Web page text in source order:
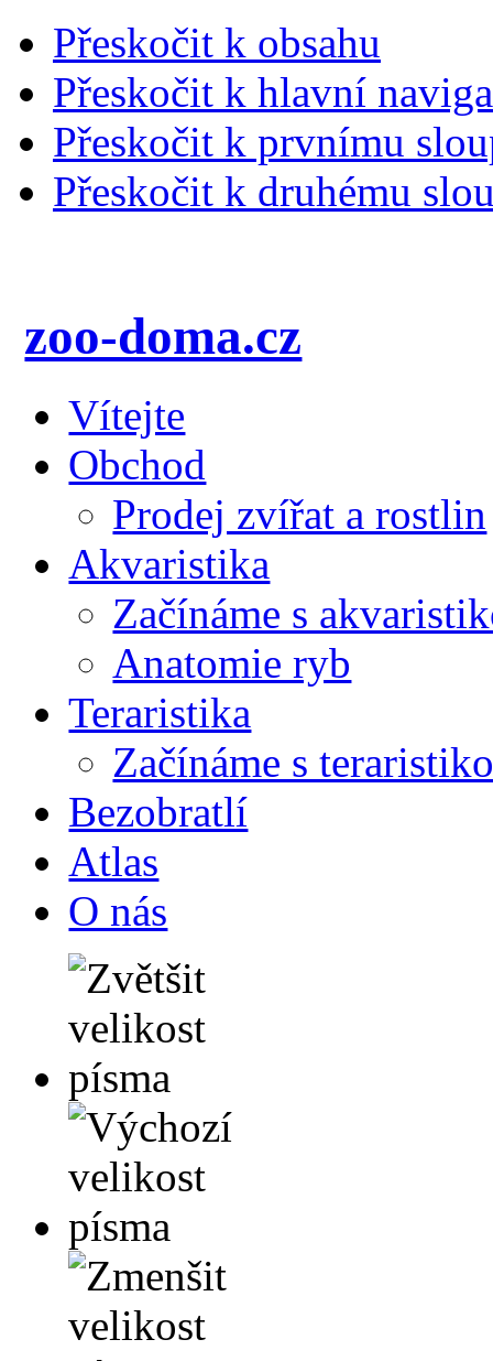
Přeskočit k obsahu
Přeskočit k hlavní
Přeskočit k prvnímu
Přeskočit k druhému
zoo-doma.cz
Vítejte
Obchod
Prodej zvířat a rostlin
Akvaristika
Začínáme s
Anatomie ryb
Teraristika
Začínáme s
Bezobratlí
Atlas
O nás